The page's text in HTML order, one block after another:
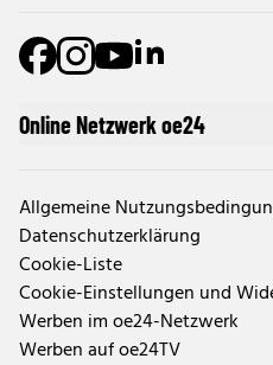
Online Netzwerk oe24
Allgemeine
Datenschutzerklärung
Cookie-Liste
Cookie-Einstellungen und
Werben im oe24-Netzwerk
Werben auf oe24TV